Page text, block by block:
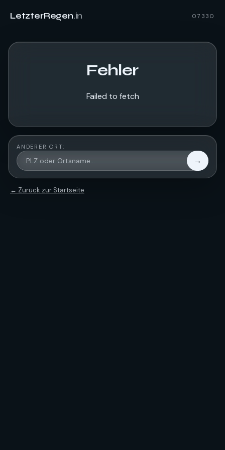
LetzterRegen.in 07330
Fehler
Failed to fetch
ANDERER ORT:
→
← Zurück zur Startseite